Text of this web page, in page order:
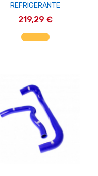
REFRIGERANTE
219,29 €
AGGIUNGI AL CARRELLO